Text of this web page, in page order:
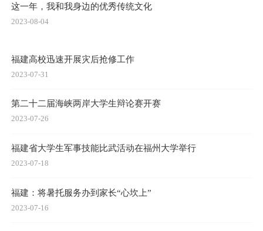
这一年，我和我身边的优秀传统文化
2023-08-04
福建高校迅速开展灾后抢修工作
2023-07-31
第二十二届海峡两岸大学生辩论赛开赛
2023-07-26
福建省大学生军事技能比武活动在福州大学举行
2023-07-18
福建：将暑托服务办到家长“心坎上”
2023-07-16